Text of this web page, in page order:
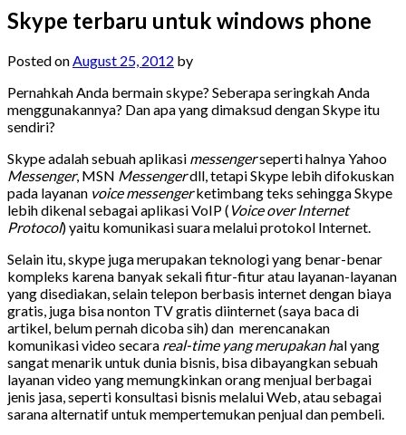
Skype terbaru untuk windows phone
Posted onAugust 25, 2012 by
Pernahkah Anda bermain skype? Seberapa seringkah Anda
menggunakannya? Dan apa yang dimaksud dengan Skype itu
sendiri?
Skype adalah sebuah aplikasi messengerseperti halnya Yahoo
Messenger, MSN Messengerdll, tetapi Skype lebih difokuskan
pada layanan voice messengerketimbang teks sehingga Skype
lebih dikenal sebagai aplikasi VoIP ( Voice over Internet
Protocol) yaitu komunikasi suara melalui protokol Internet.
Selain itu, skype juga merupakan teknologi yang benar-benar
kompleks karena banyak sekali fitur-fitur atau layanan-layanan
yang disediakan, selain telepon berbasis internet dengan biaya
gratis, juga bisa nonton TV gratis diinternet (saya baca di
artikel, belum pernah dicoba sih) dan merencanakan
komunikasi video secara real-time yang merupakan hal yang
sangat menarik untuk dunia bisnis, bisa dibayangkan sebuah
layanan video yang memungkinkan orang menjual berbagai
jenis jasa, seperti konsultasi bisnis melalui Web, atau sebagai
sarana alternatif untuk mempertemukan penjual dan pembeli.